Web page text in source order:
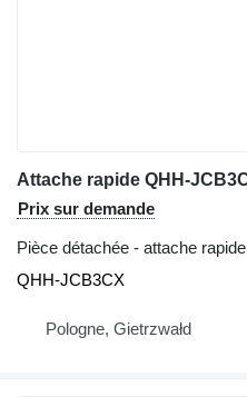
Prix sur demande
Pièce détachée - attache rapide
QHH-JCB3CX
Pologne, Gietrzwałd